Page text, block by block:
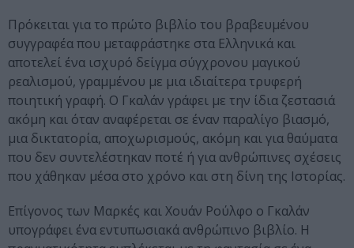
Πρόκειται για το πρώτο βιβλίο του βραβευμένου
συγγραφέα που μεταφράστηκε στα Ελληνικά και
αποτελεί ένα ισχυρό δείγμα σύγχρονου μαγικού
ρεαλισμού, γραμμένου με μια ιδιαίτερα τρυφερή
ποιητική γραφή. Ο Γκαλάν γράφει με την ίδια ζεστασιά
ακόμη και όταν αναφέρεται σε έναν παραλίγο βιασμό,
μια δικτατορία, αποχωρισμούς, ακόμη και για θαύματα
που δεν συντελέστηκαν ποτέ ή για ανθρώπινες σχέσεις
που χάθηκαν μέσα στο χρόνο και στη δίνη της Ιστορίας.
Επίγονος των Μαρκές και Χουάν Ρούλφο ο Γκαλάν
υπογράφει ένα εντυπωσιακά ανθρώπινο βιβλίο. Η